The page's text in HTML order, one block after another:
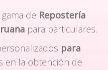
de Repostería
para particulares.
para
en la obtención de